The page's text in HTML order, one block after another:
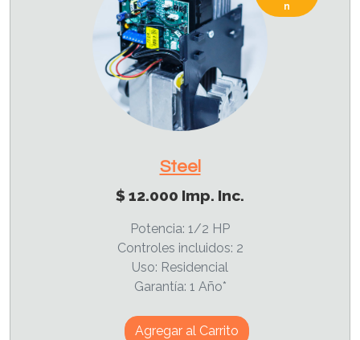
n
Steel
$ 12.000 Imp. Inc.
Potencia: 1/2 HP
Controles incluidos: 2
Uso: Residencial
Garantía: 1 Año*
Agregar al Carrito